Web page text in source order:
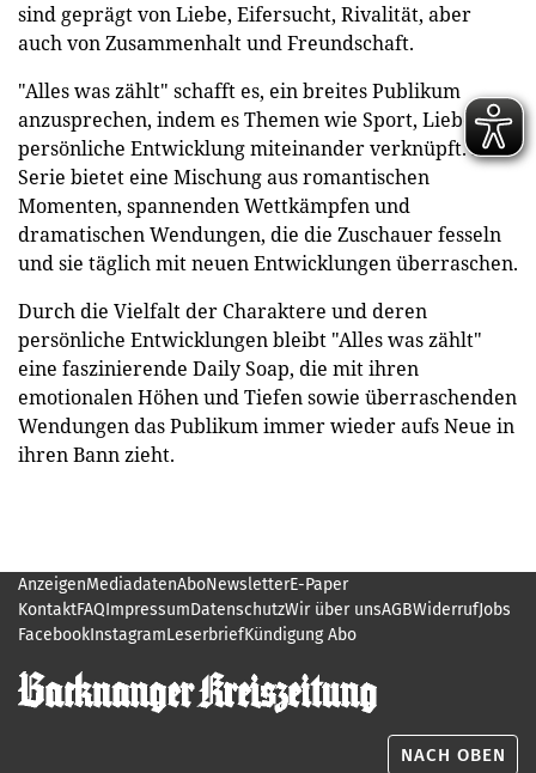
sind geprägt von Liebe, Eifersucht, Rivalität, aber
auch von Zusammenhalt und Freundschaft.
"Alles was zählt" schafft es, ein breites Publikum
anzusprechen, indem es Themen wie Sport, Liebe und
persönliche Entwicklung miteinander verknüpft. Die
Serie bietet eine Mischung aus romantischen
Momenten, spannenden Wettkämpfen und
dramatischen Wendungen, die die Zuschauer fesseln
und sie täglich mit neuen Entwicklungen überraschen.
Durch die Vielfalt der Charaktere und deren
persönliche Entwicklungen bleibt "Alles was zählt"
eine faszinierende Daily Soap, die mit ihren
emotionalen Höhen und Tiefen sowie überraschenden
Wendungen das Publikum immer wieder aufs Neue in
ihren Bann zieht.
AnzeigenMediadatenAboNewsletterE-Paper
KontaktFAQImpressumDatenschutzWir über unsAGBWiderrufJobs
FacebookInstagramLeserbriefKündigung Abo
NACH OBEN